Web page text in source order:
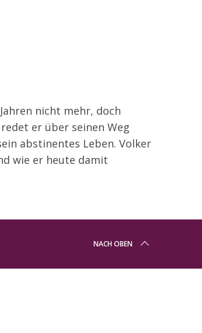
nicht mehr, doch
er über seinen Weg
abstinentes Leben. Volker
wie er heute damit
NACH OBEN